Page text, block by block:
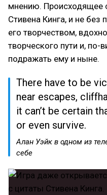
мнению. Происходящее
Стивена Кинга, и не
его творчеством,
творческого пути и,
подражать ему и ныне.
There have to be
near escapes,
it can’t be certain
or even survive.
Алан Уэйк в одном из
себе